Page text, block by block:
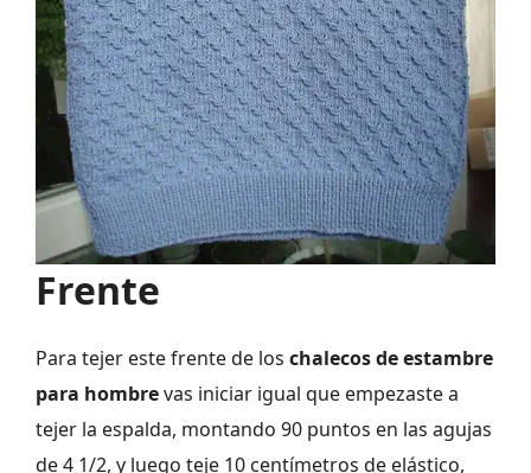
Frente
Para tejer este frente de los chalecos de estambre
para hombrevas iniciar igual que empezaste a
tejer la espalda, montando 90 puntos en las agujas
de 4 1/2, y luego teje 10 centímetros de elástico,